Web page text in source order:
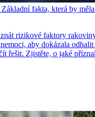
fakta, která by měla
rizikové faktory
aby dokázala
řešit. Zjistěte, o jaké